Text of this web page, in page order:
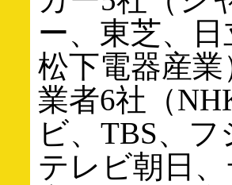
ー、東芝、
松下電器産
業者6社（
ビ、TBS、
テレビ朝日